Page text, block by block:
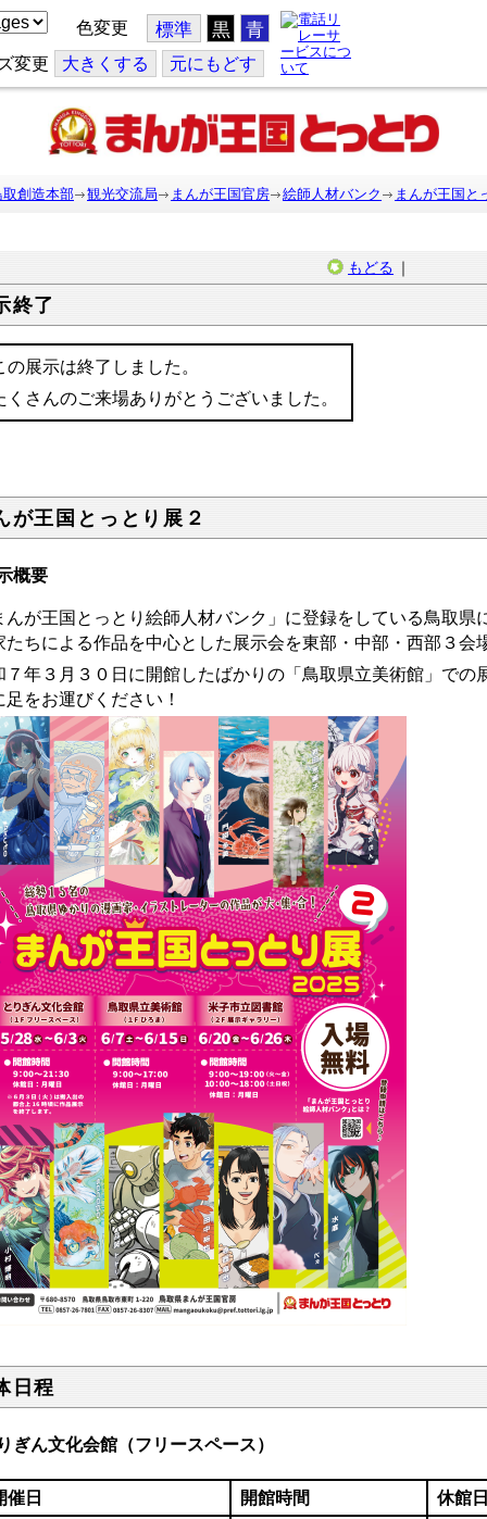
色変更 標準 黒 青
変更 大きくする 元にもどす
取創造本部 観光交流局 まんが王国官房 絵師人材バンク まんが王国と
もどる ｜
終了
の展示は終了しました。
くさんのご来場ありがとうございました。
が王国とっとり展２
概要
んが王国とっとり絵師人材バンク」に登録をしている鳥取県
たちによる作品を中心とした展示会を東部・中部・西部３会
７年３月３０日に開館したばかりの「鳥取県立美術館」での
足をお運びください！
日程
ぎん文化会館（フリースペース）
催日 開館時間 休館日